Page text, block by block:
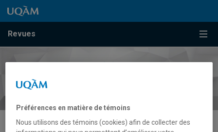
Passer au contenu
Accéder au menu principal
Accéder à la recherche
Passer au contenu
Accéder au menu principal
Revues
Préférences en matière de témoins
Nous utilisons des témoins (cookies) afin de collecter des